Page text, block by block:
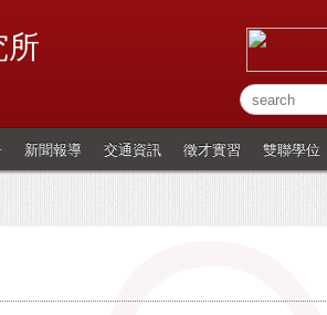
所
新聞報導 交通資訊 徵才實習 雙聯學位